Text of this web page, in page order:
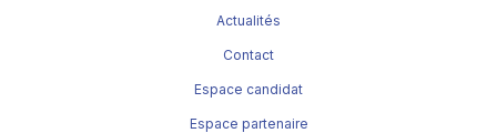
Actualités
Contact
Espace candidat
Espace partenaire